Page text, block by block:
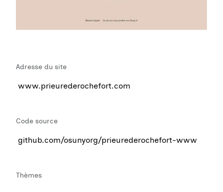
Adresse du site
www.prieurederochefort.com
Code source
github.com/osunyorg/prieurederochefort-www
Thèmes